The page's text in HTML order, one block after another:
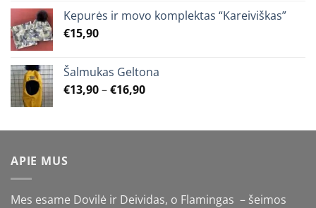
Kepurės ir movo komplektas “Kareiviškas”
€15,90
Šalmukas Geltona
€13,90–€16,90Price
through
APIE MUS
Mes esame Dovilė ir Deividas, o Flamingas – šeimos